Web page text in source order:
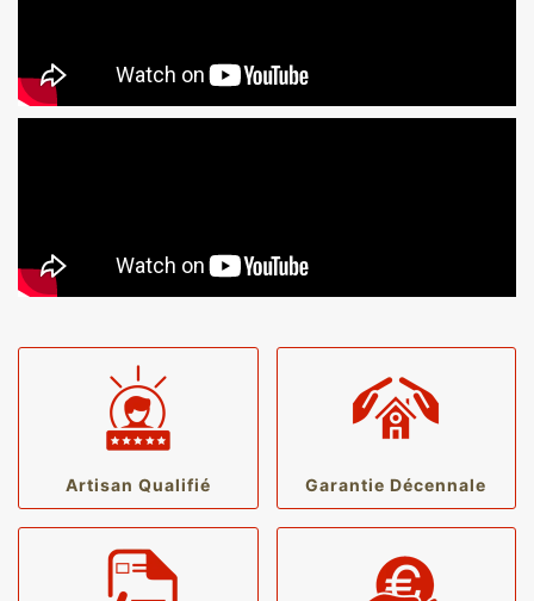
Artisan Qualifié Garantie Décennale